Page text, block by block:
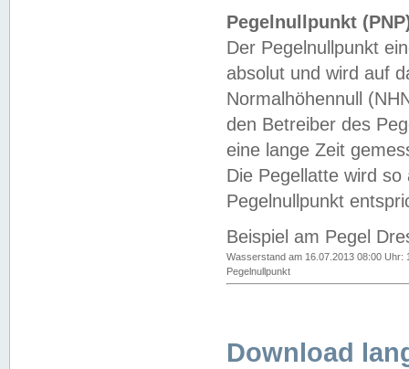
Pegelnullpunkt
Der Pegelnullpunkt
absolut und wird auf
Normalhöhennull
den Betreiber des
eine lange Zeit
Die Pegellatte wird
Pegelnullpunkt
Beispiel am Pegel
Wasserstand am 16.07.2013 08:00 Uhr:
Pegelnullpunkt
Download